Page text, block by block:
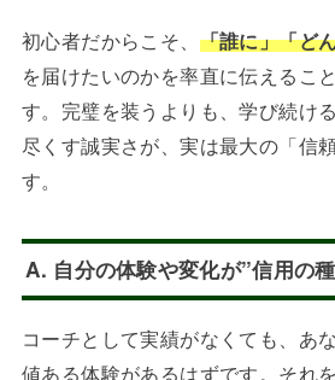
初心者だからこそ、 「誰に」「ど
を届けたいのかを率直に伝えるこ
す。完璧を装うよりも、学び続け
尽くす誠実さが、実は最大の「信
す。
A. 自分の体験や変化が”信用の
コーチとして実績がなくても、あ
値ある体験があるはずです。それ